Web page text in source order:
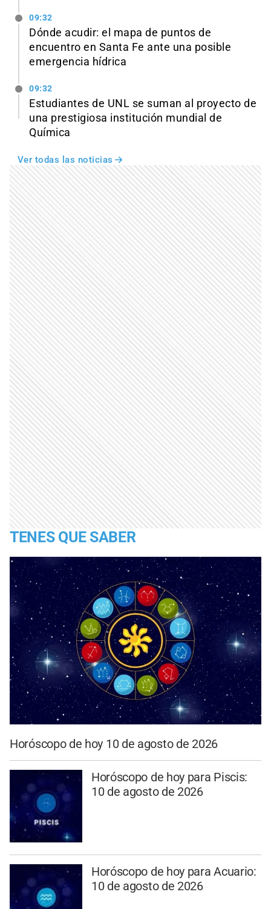
09:32
Dónde acudir: el mapa de puntos de
encuentro en Santa Fe ante una posible
emergencia hídrica
09:32
Estudiantes de UNL se suman al proyecto de
una prestigiosa institución mundial de
Química
Ver todas las noticias
TENES QUE SABER
Horóscopo de hoy 10 de agosto de 2026
Horóscopo de hoy para Piscis:
10 de agosto de 2026
Horóscopo de hoy para Acuario:
10 de agosto de 2026